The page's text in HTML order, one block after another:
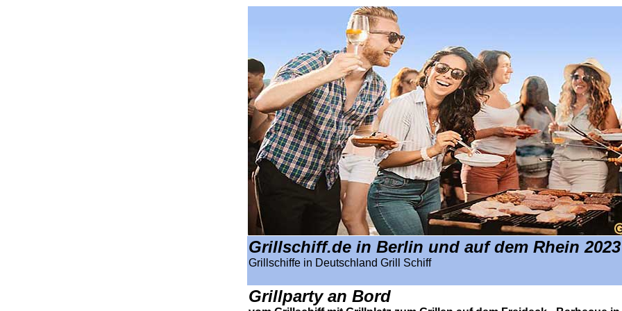
Grillschiff.de in Berlin und auf dem Rhein 2023
Grillschiffe in Deutschland Grill Schiff
Grillparty an Bord